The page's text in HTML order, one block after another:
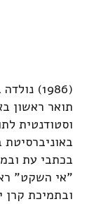
(1986)
תואר ראשון
וסטודנטית
בכתבי עת
"אי השקט"
ובתמיכת קרן